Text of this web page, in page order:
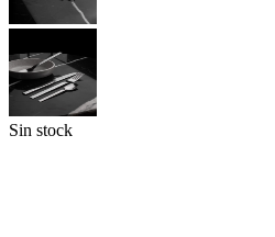
Sin stock